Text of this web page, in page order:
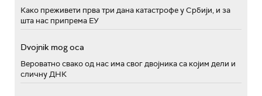
Како преживети прва три дана катастрофе у Србији, и за
шта нас припрема ЕУ
Dvojnik mog oca
Вероватно свако од нас има свог двојника са којим дели и
сличну ДНК